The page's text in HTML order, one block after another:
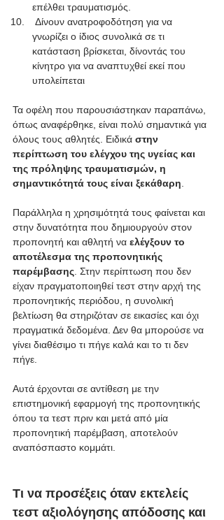
επέλθει τραυματισμός.
γνωρίζει ο ίδιος συνολικά σε τι
κατάσταση βρίσκεται, δίνοντάς του
κίνητρο για να αναπτυχθεί εκεί που
υπολείπεται
Τα οφέλη που παρουσιάστηκαν παραπάνω,
όπως αναφέρθηκε, είναι πολύ σημαντικά για
όλους τους αθλητές. Ειδικά στην
περίπτωση του ελέγχου της υγείας και
της πρόληψης τραυματισμών, η
σημαντικότητά τους είναι ξεκάθαρη
Παράλληλα η χρησιμότητά τους φαίνεται και
στην δυνατότητα που δημιουργούν στον
προπονητή και αθλητή να ελέγξουν το
αποτέλεσμα της προπονητικής
παρέμβασης . Στην περίπτωση που δεν
είχαν πραγματοποιηθεί τεστ στην αρχή της
προπονητικής περιόδου, η συνολική
βελτίωση θα στηριζόταν σε εικασίες και όχι
πραγματικά δεδομένα. Δεν θα μπορούσε να
γίνει διαθέσιμο τι πήγε καλά και το τι δεν
πήγε.
Αυτά έρχονται σε αντίθεση με την
επιστημονική εφαρμογή της προπονητικής
όπου τα τεστ πριν και μετά από μία
προπονητική παρέμβαση, αποτελούν
αναπόσπαστο κομμάτι.
Τι να προσέξεις όταν εκτελείς
τεστ αξιολόγησης απόδοσης και